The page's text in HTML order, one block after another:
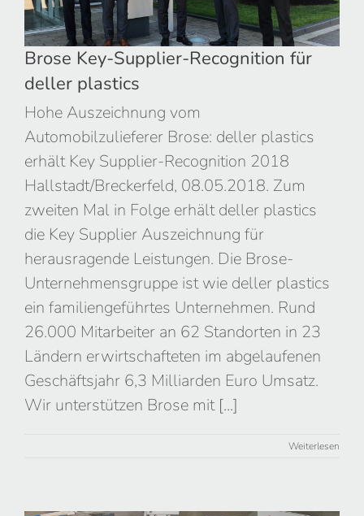
deller plastics
Brose Key-Supplier-Recognition für
deller plastics
Hohe Auszeichnung vom
Automobilzulieferer Brose: deller plastics
erhält Key Supplier-Recognition 2018
Hallstadt/Breckerfeld, 08.05.2018. Zum
zweiten Mal in Folge erhält deller plastics
die Key Supplier Auszeichnung für
herausragende Leistungen. Die Brose-
Unternehmensgruppe ist wie deller plastics
ein familiengeführtes Unternehmen. Rund
26.000 Mitarbeiter an 62 Standorten in 23
Ländern erwirtschafteten im abgelaufenen
Geschäftsjahr 6,3 Milliarden Euro Umsatz.
Wir unterstützen Brose mit [...]
Weiterlesen